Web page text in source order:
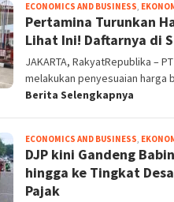
ECONOMICS AND BUSINESS,
Pertamina Turunkan
Lihat Ini! Daftarnya di
JAKARTA, RakyatRepublika –
melakukan penyesuaian harga
Berita Selengkapnya
ECONOMICS AND BUSINESS,
DJP kini Gandeng
hingga ke Tingkat
Pajak